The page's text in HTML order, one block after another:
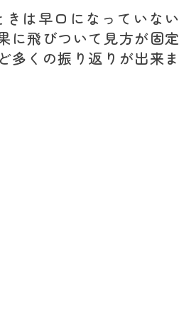
は早口になっていない
に飛びついて見方が固定
多くの振り返りが出来ま